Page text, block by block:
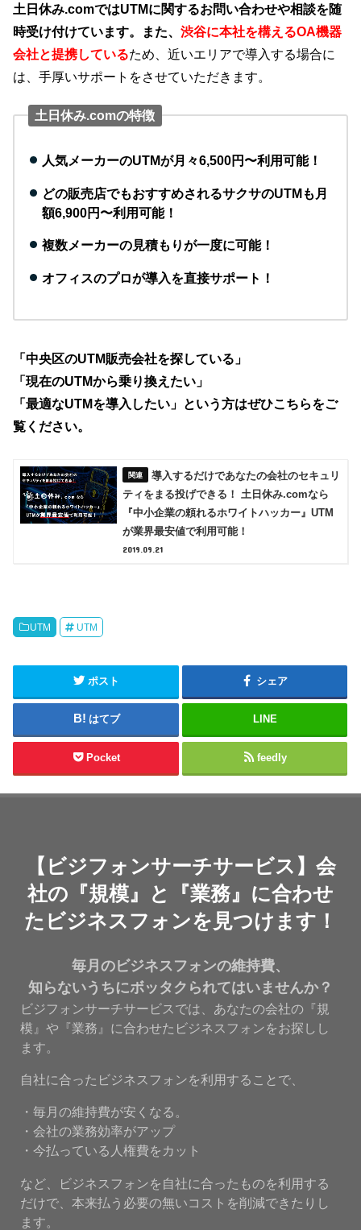
土日休み.comではUTMに関するお問い合わせや相談を随
時受け付けています。また、渋谷に本社を構えるOA機器
会社と提携しているため、近いエリアで導入する場合に
は、手厚いサポートをさせていただきます。
土日休み.comの特徴
人気メーカーのUTMが月々6,500円〜利用可能！
どの販売店でもおすすめされるサクサのUTMも月
額6,900円〜利用可能！
複数メーカーの見積もりが一度に可能！
オフィスのプロが導入を直接サポート！
「中央区のUTM販売会社を探している」
「現在のUTMから乗り換えたい」
「最適なUTMを導入したい」 という方はぜひこちらをご
覧ください。
導入するだけであなたの会社のセキュリ
ティをまる投げできる！ 土日休み.comなら
『中小企業の頼れるホワイトハッカー』UTM
が業界最安値で利用可能！
2019.09.21
UTM UTM
ポスト シェア
はてブ LINE
Pocket feedly
【ビジフォンサーチサービス】会
社の『規模』と『業務』に合わせ
たビジネスフォンを見つけます！
毎月のビジネスフォンの維持費、
知らないうちにボッタクられてはいませんか？
ビジフォンサーチサービスでは、あなたの会社の『規
模』や『業務』に合わせたビジネスフォンをお探しし
ます。
自社に合ったビジネスフォンを利用することで、
・毎月の維持費が安くなる。
・会社の業務効率がアップ
・今払っている人権費をカット
など、ビジネスフォンを自社に合ったものを利用する
だけで、本来払う必要の無いコストを削減できたりし
ます。